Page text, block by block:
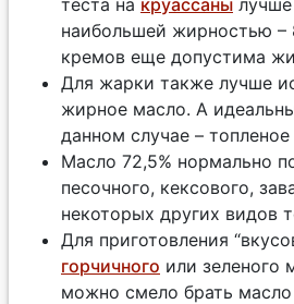
теста на круассаны
наибольшей жирностью –
кремов еще допустима
Для жарки также лучше
жирное масло. А
данном случае –
Масло 72,5% нормально
песочного, кексового,
некоторых других видов
Для приготовления
горчичного или зеленого
можно смело брать